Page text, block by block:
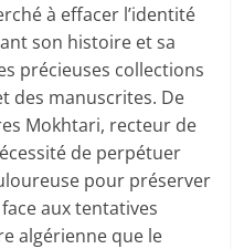
à effacer l’identité
son histoire et sa
précieuses collections
des manuscrites. De
Mokhtari, recteur de
de perpétuer
pour préserver
aux tentatives
algérienne que le